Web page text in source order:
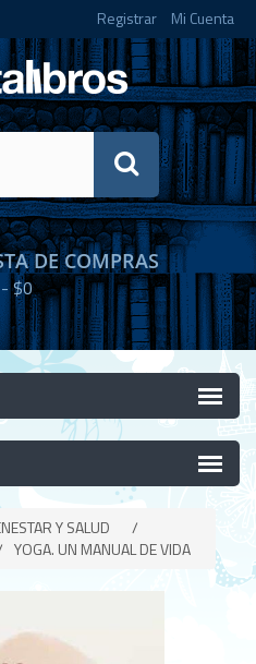
Registrar Mi Cuenta
DE COMPRAS
-$0
Y SALUD
/
YOGA. UN MANUAL DE VIDA